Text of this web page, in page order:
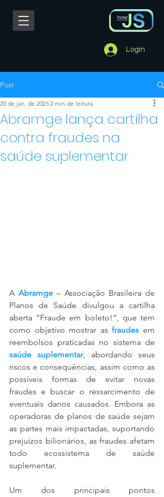
Login
Post
Abramge lança cartilha
contra fraudes na
saúde suplementar
20 de jan. de 2023 2 min de leitura
A Abramge – Associação Brasileira de
Planos de Saúde divulgou a cartilha
aberta “Fraude em boleto!”, que tem
como objetivo mostrar as fraudes em
saúde suplementar, abordando seus
riscos e consequências, assim como as
possíveis formas de evitar novas
fraudes e buscar o ressarcimento de
eventuais danos causados. Embora as
operadoras de planos de saúde sejam
as partes mais impactadas, suportando
prejuízos bilionários, as fraudes afetam
todo ecossistema de saúde
suplementar.
Um dos principais pontos